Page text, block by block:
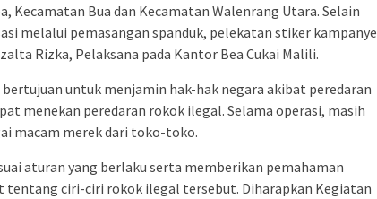
Kecamatan Bua dan Kecamatan Walenrang Utara. Selain
melalui pemasangan spanduk, pelekatan stiker kampanye
Rizka, Pelaksana pada Kantor Bea Cukai Malili.
untuk menjamin hak-hak negara akibat peredaran
menekan peredaran rokok ilegal. Selama operasi, masih
macam merek dari toko-toko.
aturan yang berlaku serta memberikan pemahaman
tentang ciri-ciri rokok ilegal tersebut. Diharapkan Kegiatan